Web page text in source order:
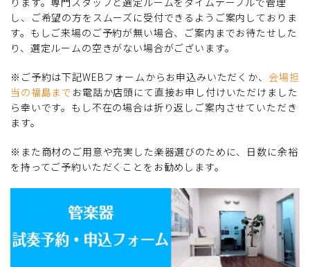
し、ご希望の方をスムーズに受付できるようご案内しておりま
す。もしご来場のご予約が無い場合、ご案内までお待たせした
り、選定ルームの空きがない場合がございます。
※ご予約は下記WEBフォームからお申込みいただくか、 会場担
当の福島まで お電話か店頭にて直接お申し付けいただけました
ら幸いです。もし不在の場合は折り返しご案内させていただき
ます。
※また商材のご用意や充実した楽器選びのために、日数に余裕
を持ってご予約いただくことをお勧めします。